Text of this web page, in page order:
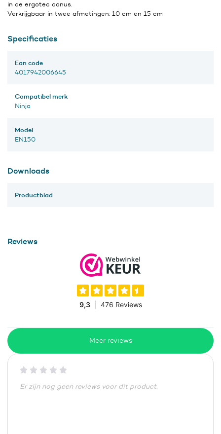
in de ergotec conus.
Verkrijgbaar in twee afmetingen: 10 cm en 15 cm
Specificaties
Ean code
4017942006645
Compatibel merk
Ninja
Model
EN150
Downloads
Productblad
Reviews
Meer reviews
Er zijn nog geen reviews voor dit product.